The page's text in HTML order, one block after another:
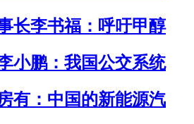
长李书福：呼吁甲醇
小鹏：我国公交系统
有：中国的新能源汽